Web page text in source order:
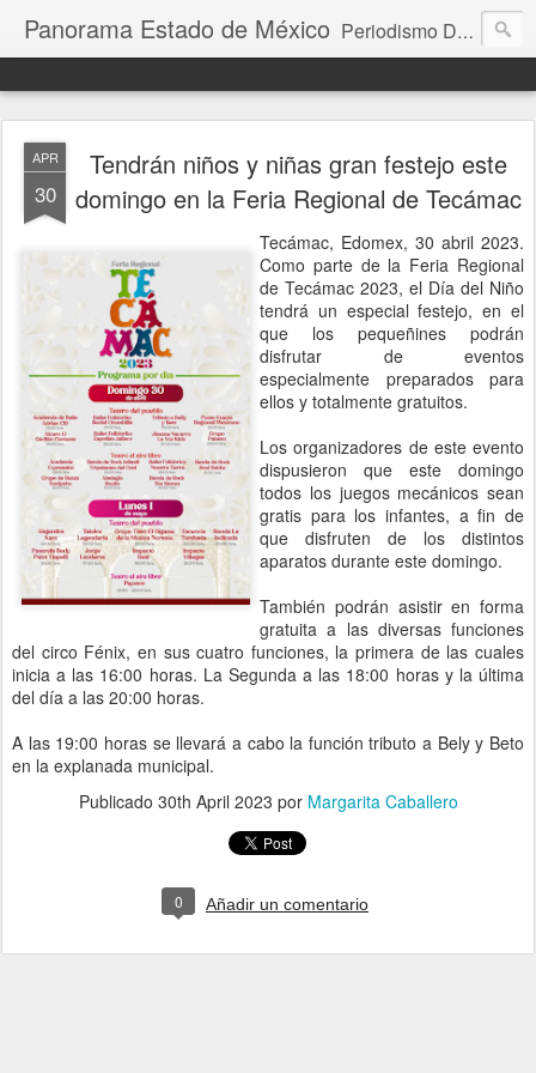
Panorama Estado de México Periodismo Digital
APR
30
Tendrán niños y niñas gran festejo este
domingo en la Feria Regional de Tecámac
Tecámac, Edomex, 30 abril 2023.
Como parte de la Feria Regional
de Tecámac 2023, el Día del Niño
tendrá un especial festejo, en el
que los pequeñines podrán
disfrutar de eventos
especialmente preparados para
ellos y totalmente gratuitos.
Los organizadores de este evento
dispusieron que este domingo
todos los juegos mecánicos sean
gratis para los infantes, a fin de
que disfruten de los distintos
aparatos durante este domingo.
También podrán asistir en forma
gratuita a las diversas funciones
del circo Fénix, en sus cuatro funciones, la primera de las cuales
inicia a las 16:00 horas. La Segunda a las 18:00 horas y la última
del día a las 20:00 horas.
A las 19:00 horas se llevará a cabo la función tributo a Bely y Beto
en la explanada municipal.
Publicado 30th April 2023 por Margarita Caballero
0 Añadir un comentario